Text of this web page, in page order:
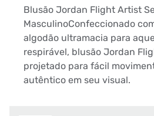
Blusão Jordan Flight Artist
MasculinoConfeccionado
algodão ultramacia para
respirável, blusão Jordan
projetado para fácil
autêntico em seu visual.